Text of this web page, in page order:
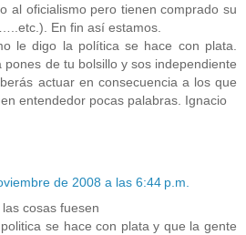
al oficialismo pero tienen comprado su
En fin así estamos.
le digo la política se hace con plata.
pones de tu bolsillo y sos independiente
actuar en consecuencia a los que
entendedor pocas palabras. Ignacio
de 2008 a las 6:44 p.m.
cosas fuesen
se hace con plata y que la gente